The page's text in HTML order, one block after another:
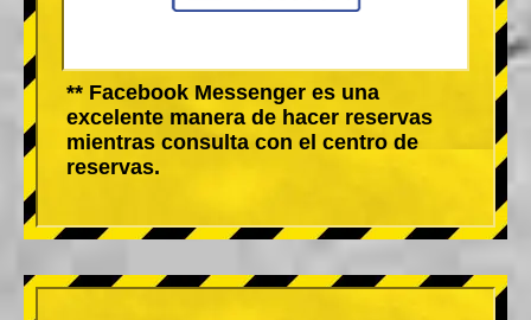
** Facebook Messenger es una
excelente manera de hacer reservas
mientras consulta con el centro de
reservas.